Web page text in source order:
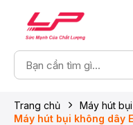
Trang chủ
Máy hút bụi
Máy hút bụi không dây